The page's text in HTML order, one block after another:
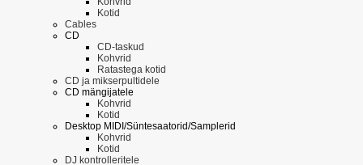
Kotid
Cables
CD
CD-taskud
Kohvrid
Ratastega kotid
CD ja mikserpultidele
CD mängijatele
Kohvrid
Kotid
Desktop MIDI/Süntesaatorid/Samplerid
Kohvrid
Kotid
DJ kontrolleritele